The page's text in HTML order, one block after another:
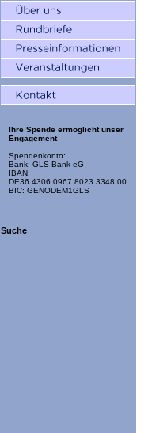
Ihre Spende ermöglicht unser
Engagement
Spendenkonto:
Bank: GLS Bank eG
IBAN:
DE36 4306 0967 8023 3348 00
BIC: GENODEM1GLS
Suche